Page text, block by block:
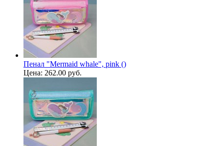
Пенал "Mermaid whale", pink ()
Цена: 262.00 руб.